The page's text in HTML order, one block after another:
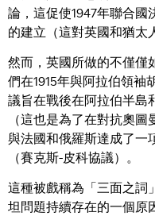
論，這促使1947年聯合國
的建立（這對英國和猶太
然而，英國所做的不僅僅
們在1915年與阿拉伯領袖
議旨在戰後在阿拉伯半島
（這也是為了在對抗奧
與法國和俄羅斯達成了一
（賽克斯-皮科協議）。
這種被戲稱為「三面之詞
坦問題持續存在的一個原